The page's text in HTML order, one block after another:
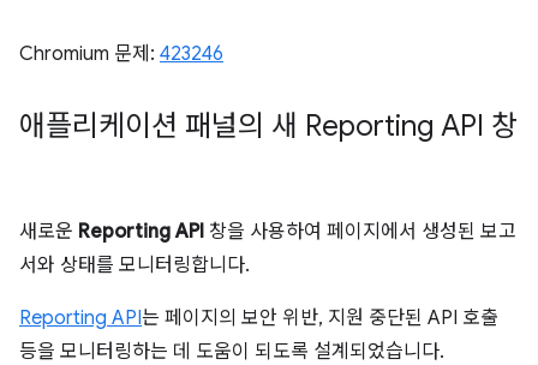
Chromium 문제: 423246
애플리케이션 패널의 새 Reporting API 창
새로운 Reporting API 창을 사용하여 페이지에서 생성된 보고
서와 상태를 모니터링합니다.
Reporting API는 페이지의 보안 위반, 지원 중단된 API 호출
등을 모니터링하는 데 도움이 되도록 설계되었습니다.